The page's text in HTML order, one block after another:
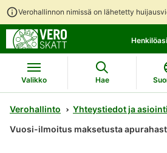
Verohallinnon nimissä on lähetetty
koko
Valikko Hae
Verohallinto Yhteystiedot ja asiointi
Vuosi-ilmoitus maksetusta